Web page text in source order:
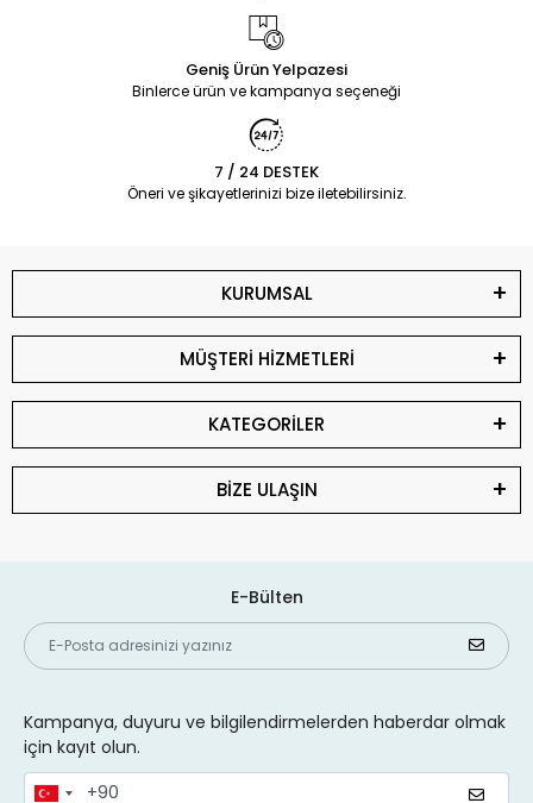
Geniş Ürün Yelpazesi
Binlerce ürün ve kampanya seçeneği
7 / 24 DESTEK
Öneri ve şikayetlerinizi bize iletebilirsiniz.
KURUMSAL
MÜŞTERİ HİZMETLERİ
KATEGORİLER
BİZE ULAŞIN
E-Bülten
Kampanya, duyuru ve bilgilendirmelerden haberdar olmak
için kayıt olun.